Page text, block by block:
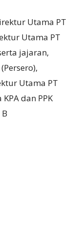
Utama PT
Utama PT
jajaran,
Utama PT
dan PPK